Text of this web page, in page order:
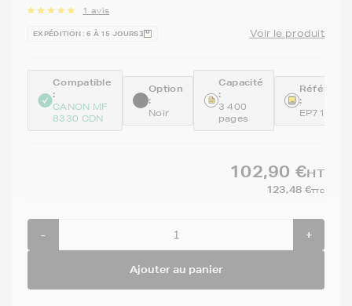
1 avis
EXPÉDITION : 6 À 15 JOURS Voir le produit
Compatible
:
CANON MF
8330 CDN
Option
:
Noir
Capacité
:
3 400
pages
:
EP718BK
102,90 €HT
123,48 €TTC
- +
Ajouter au panier